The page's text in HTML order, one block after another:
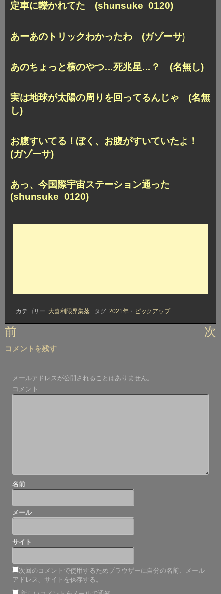
定車に轢かれてた (shunsuke_0120)
あーあのトリックわかったわ (ガゾーサ)
あのちょっと横のやつ…死兆星…？ (名無し)
実は地球が太陽の周りを回ってるんじゃ (名無
し)
お腹すいてる！ぼく、お腹がすいていたよ！
(ガゾーサ)
あっ、今国際宇宙ステーション通った
(shunsuke_0120)
カテゴリー: 大喜利限界集落 タグ: 2021年 ・ ピックアップ
投
ナ
ゲ
ー
前 次
コメントを残す
メールアドレスが公開されることはありません。
コメント
名前
メール
サイト
次回のコメントで使用するためブラウザーに自分の名前、メール
アドレス、サイトを保存する。